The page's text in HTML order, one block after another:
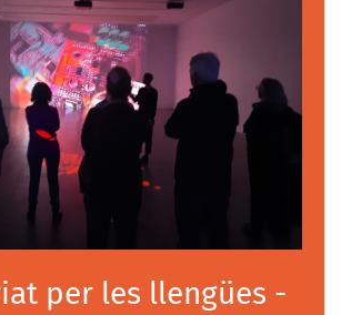
per les llengües -